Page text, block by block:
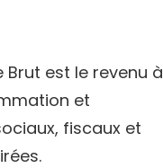
Brut est le revenu à
et
fiscaux et